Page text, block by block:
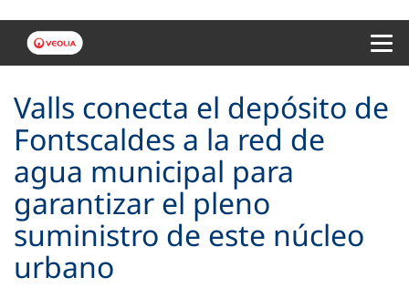
Valls conecta el depósito de
Fontscaldes a la red de
agua municipal para
garantizar el pleno
suministro de este núcleo
urbano